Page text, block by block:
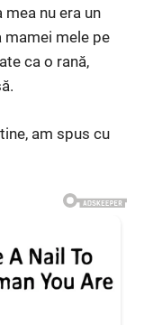
nu era un
mamei mele pe
ca o rană,
am spus cu